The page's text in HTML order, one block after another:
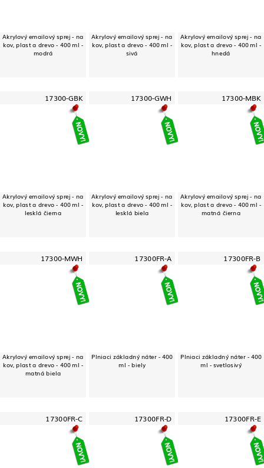
Akrylový emailový sprej - na
kov, plast a drevo - 400 ml -
modrá
Akrylový emailový sprej - na
kov, plast a drevo - 400 ml -
sivá
Akrylový emailový sprej - na
kov, plast a drevo - 400 ml -
hnedá
17300-GBK
Akrylový emailový sprej - na
kov, plast a drevo - 400 ml -
lesklá čierna
17300-GWH
Akrylový emailový sprej - na
kov, plast a drevo - 400 ml -
lesklá biela
17300-MBK
Akrylový emailový sprej - na
kov, plast a drevo - 400 ml -
matná čierna
17300-MWH
Akrylový emailový sprej - na
kov, plast a drevo - 400 ml -
matná biela
17300FR-A
Plniaci základný náter - 400
ml - biely
17300FR-B
Plniaci základný náter - 400
ml - svetlosivý
17300FR-C 17300FR-D 17300FR-E